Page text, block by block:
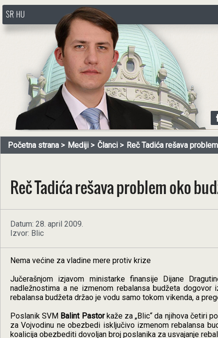
http://www.pasztorbalint.rs/sr
SR HU
Početna strana Mediji Članci Reč Tadića rešava
Reč Tadića rešava problem oko
Datum: 28. april 2009.
Izvor: Blic
Nema većine za vladine mere protiv krize
Jučerašnjom izjavom ministarke finansije Dijane
nadležnostima a ne izmenom rebalansa budžeta
rebalansa budžeta držao je vodu samo tokom vikenda, a
Poslanik SVM Balint Pastorkaže za „Blic“ da njihova četiri
za Vojvodinu ne obezbedi isključivo izmenom rebalansa
koalicija obezbediti dovoljan broj poslanika za usvajanje